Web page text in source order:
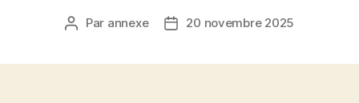
Auteur
Par annexe
Date20 novembre 2025